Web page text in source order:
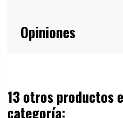
Opiniones
13 otros productos
categoría: